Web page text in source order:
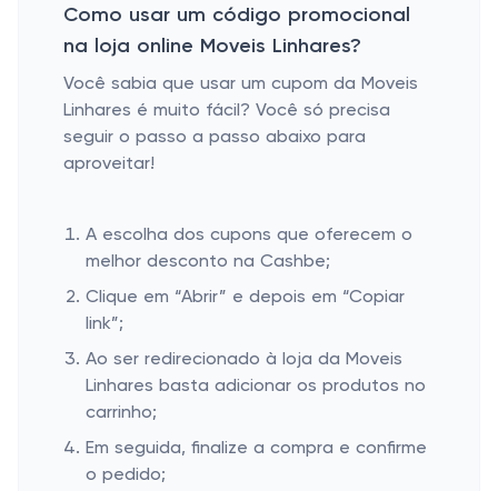
Como usar um código promocional
na loja online Moveis Linhares?
Você sabia que usar um cupom da Moveis
Linhares é muito fácil? Você só precisa
seguir o passo a passo abaixo para
aproveitar!
A escolha dos cupons que oferecem o
melhor desconto na Cashbe;
Clique em “Abrir” e depois em “Copiar
link”;
Ao ser redirecionado à loja da Moveis
Linhares basta adicionar os produtos no
carrinho;
Em seguida, finalize a compra e confirme
o pedido;